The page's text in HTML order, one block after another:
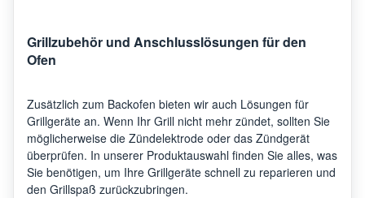
Grillzubehör und Anschlusslösungen für den
Ofen
Zusätzlich zum Backofen bieten wir auch Lösungen für
Grillgeräte an. Wenn Ihr Grill nicht mehr zündet, sollten Sie
möglicherweise die Zündelektrode oder das Zündgerät
überprüfen. In unserer Produktauswahl finden Sie alles, was
Sie benötigen, um Ihre Grillgeräte schnell zu reparieren und
den Grillspaß zurückzubringen.